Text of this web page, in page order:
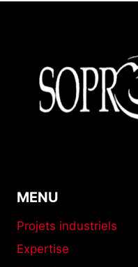
MENU
Projets industriels
Expertise